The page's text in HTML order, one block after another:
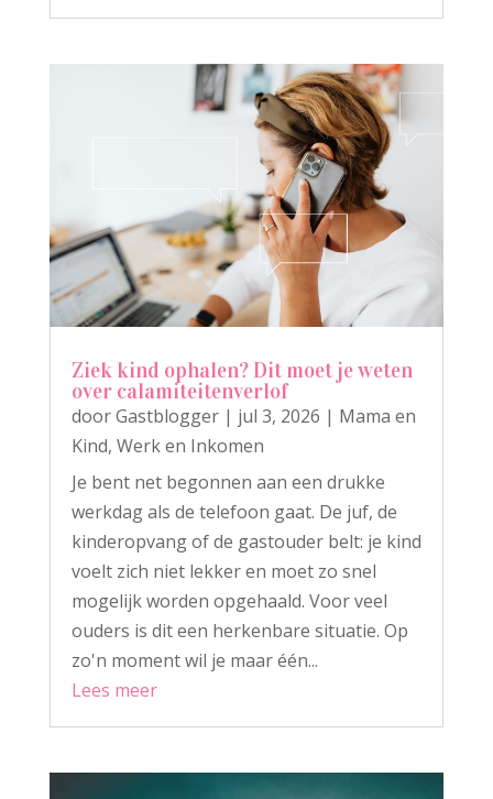
Ziek kind ophalen? Dit moet je weten
over calamiteitenverlof
doorGastblogger| jul 3, 2026 | Mama en
Kind, Werk en Inkomen
Je bent net begonnen aan een drukke
werkdag als de telefoon gaat. De juf, de
kinderopvang of de gastouder belt: je kind
voelt zich niet lekker en moet zo snel
mogelijk worden opgehaald. Voor veel
ouders is dit een herkenbare situatie. Op
zo'n moment wil je maar één...
Lees meer